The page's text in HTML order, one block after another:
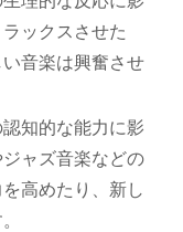
ックスさせた
音楽は興奮させ
知的な能力に影
ャズ音楽などの
高めたり、新し